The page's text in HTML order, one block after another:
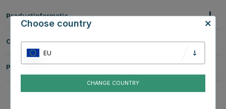
Productinformatie
Over het Merk
Productbeoordelingen
Choose country
EU
CHANGE COUNTRY